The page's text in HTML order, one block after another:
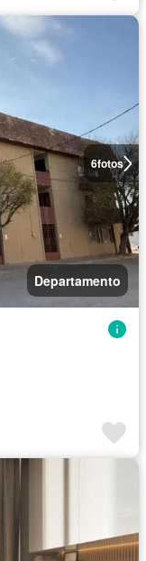
6fotos
Departamento